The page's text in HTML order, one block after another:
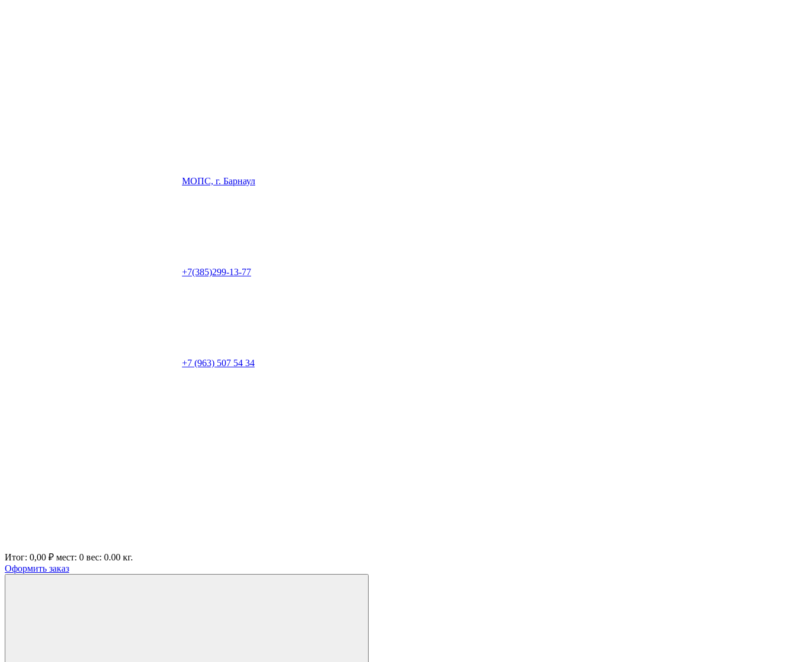
МОПС, г. Барнаул
+7(385)299-13-77
+7 (963) 507 54 34
Итог: 0,00 ₽ мест: 0 вес: 0.00 кг.
Оформить заказ